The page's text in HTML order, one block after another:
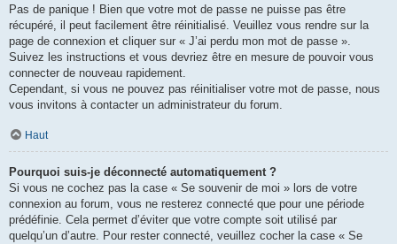
Pas de panique ! Bien que votre mot de passe ne puisse pas être
récupéré, il peut facilement être réinitialisé. Veuillez vous rendre sur la
page de connexion et cliquer sur « J’ai perdu mon mot de passe ».
Suivez les instructions et vous devriez être en mesure de pouvoir vous
connecter de nouveau rapidement.
Cependant, si vous ne pouvez pas réinitialiser votre mot de passe, nous
vous invitons à contacter un administrateur du forum.
Haut
Pourquoi suis-je déconnecté automatiquement ?
Si vous ne cochez pas la case « Se souvenir de moi » lors de votre
connexion au forum, vous ne resterez connecté que pour une période
prédéfinie. Cela permet d’éviter que votre compte soit utilisé par
quelqu’un d’autre. Pour rester connecté, veuillez cocher la case « Se